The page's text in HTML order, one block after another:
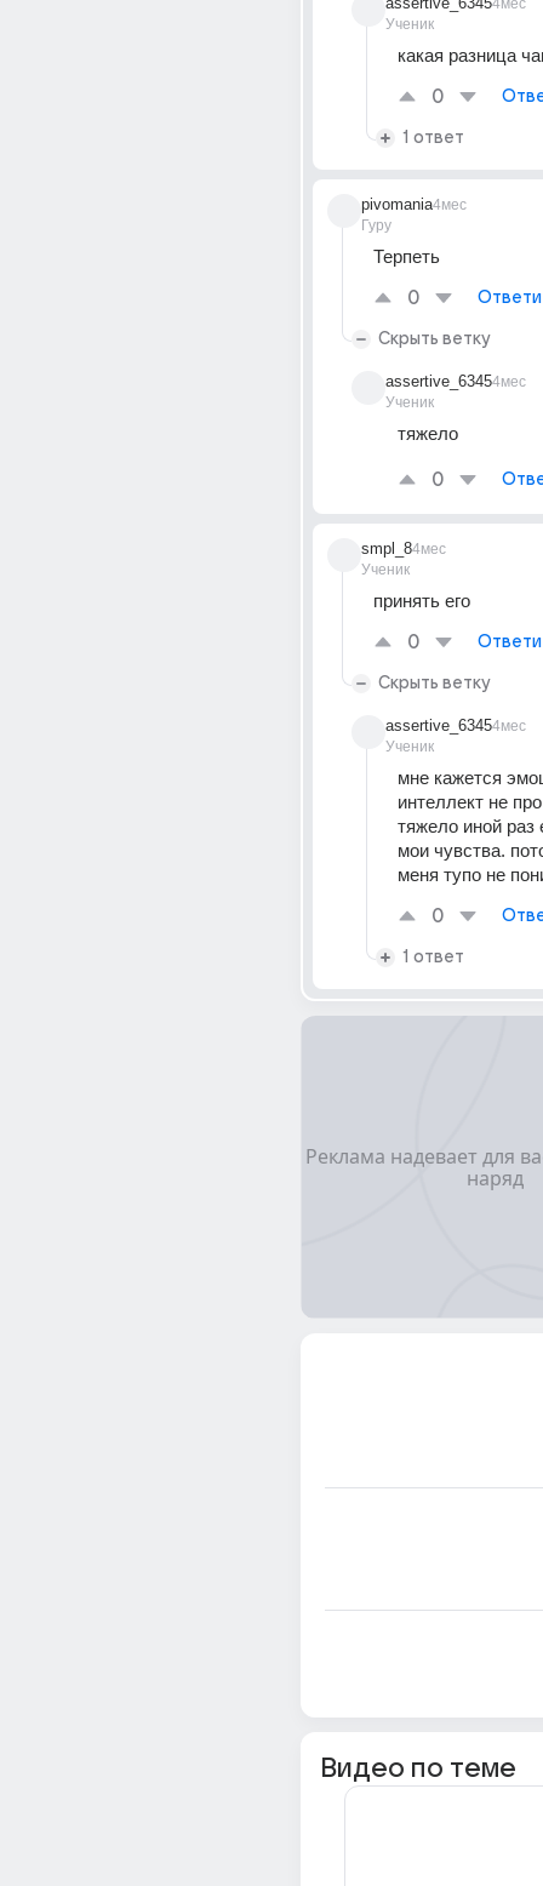
Ученик
4мес
какая разница
0
1 ответ
pivomania
Гуру
4мес
Терпеть
0
Скрыть ветку
assertive_6345
Ученик
4мес
тяжело
0
smpl_8
Ученик
4мес
принять его
0
Скрыть ветку
assertive_6345
Ученик
4мес
мне кажется
интеллект не
тяжело иной раз
мои чувства.
меня тупо не
0
1 ответ
Видео по теме